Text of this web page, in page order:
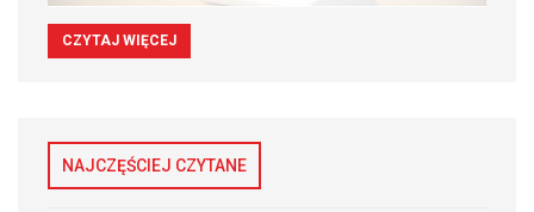
CZYTAJ WIĘCEJ
NAJCZĘŚCIEJ CZYTANE